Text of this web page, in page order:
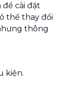
cài đặt
thể thay đổi
thông
kiện.